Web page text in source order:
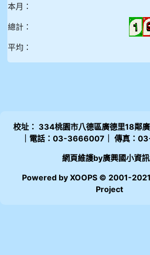
本月：
總計：
平均：
校址： 334桃園市八德區廣德里18鄰
｜電話：03-3666007｜ 傳真：
網頁維護by廣興國小資
Powered by XOOPS © 2001-
Project